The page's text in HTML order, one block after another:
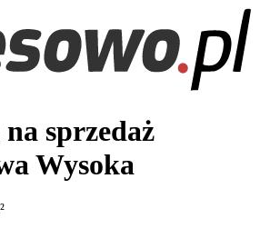
sprzedaż
Wysoka